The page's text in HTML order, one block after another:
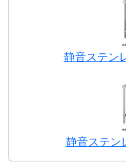
静音ステン
静音ステン